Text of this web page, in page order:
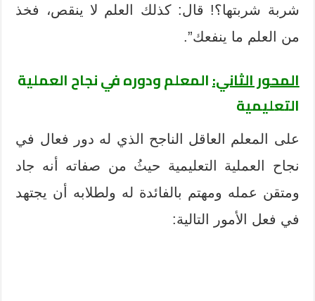
شربة شربتها؟! قال: كذلك العلم لا ينقص، فخذ
من العلم ما ينفعك”.
المحور الثاني:المعلم ودوره في نجاح العملية
التعليمية
على المعلم العاقل الناجح الذي له دور فعال في
نجاح العملية التعليمية حيثُ من صفاته أنه جاد
ومتقن عمله ومهتم بالفائدة له ولطلابه أن يجتهد
في فعل الأمور التالية: